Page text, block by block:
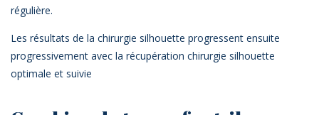
régulière.
Les résultats de la chirurgie silhouette progressent ensuite
progressivement avec la récupération chirurgie silhouette
optimale et suivie